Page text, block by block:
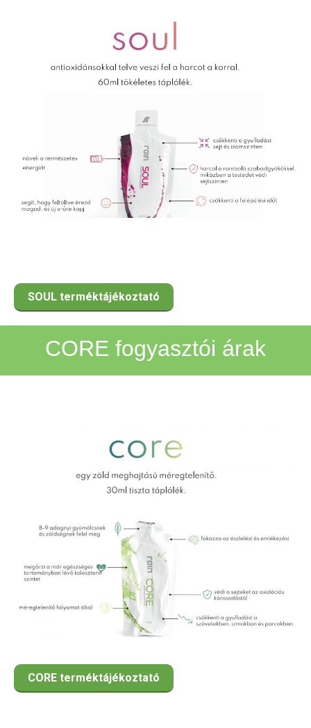
SOUL terméktájékoztató
CORE fogyasztói árak
CORE terméktájékoztató